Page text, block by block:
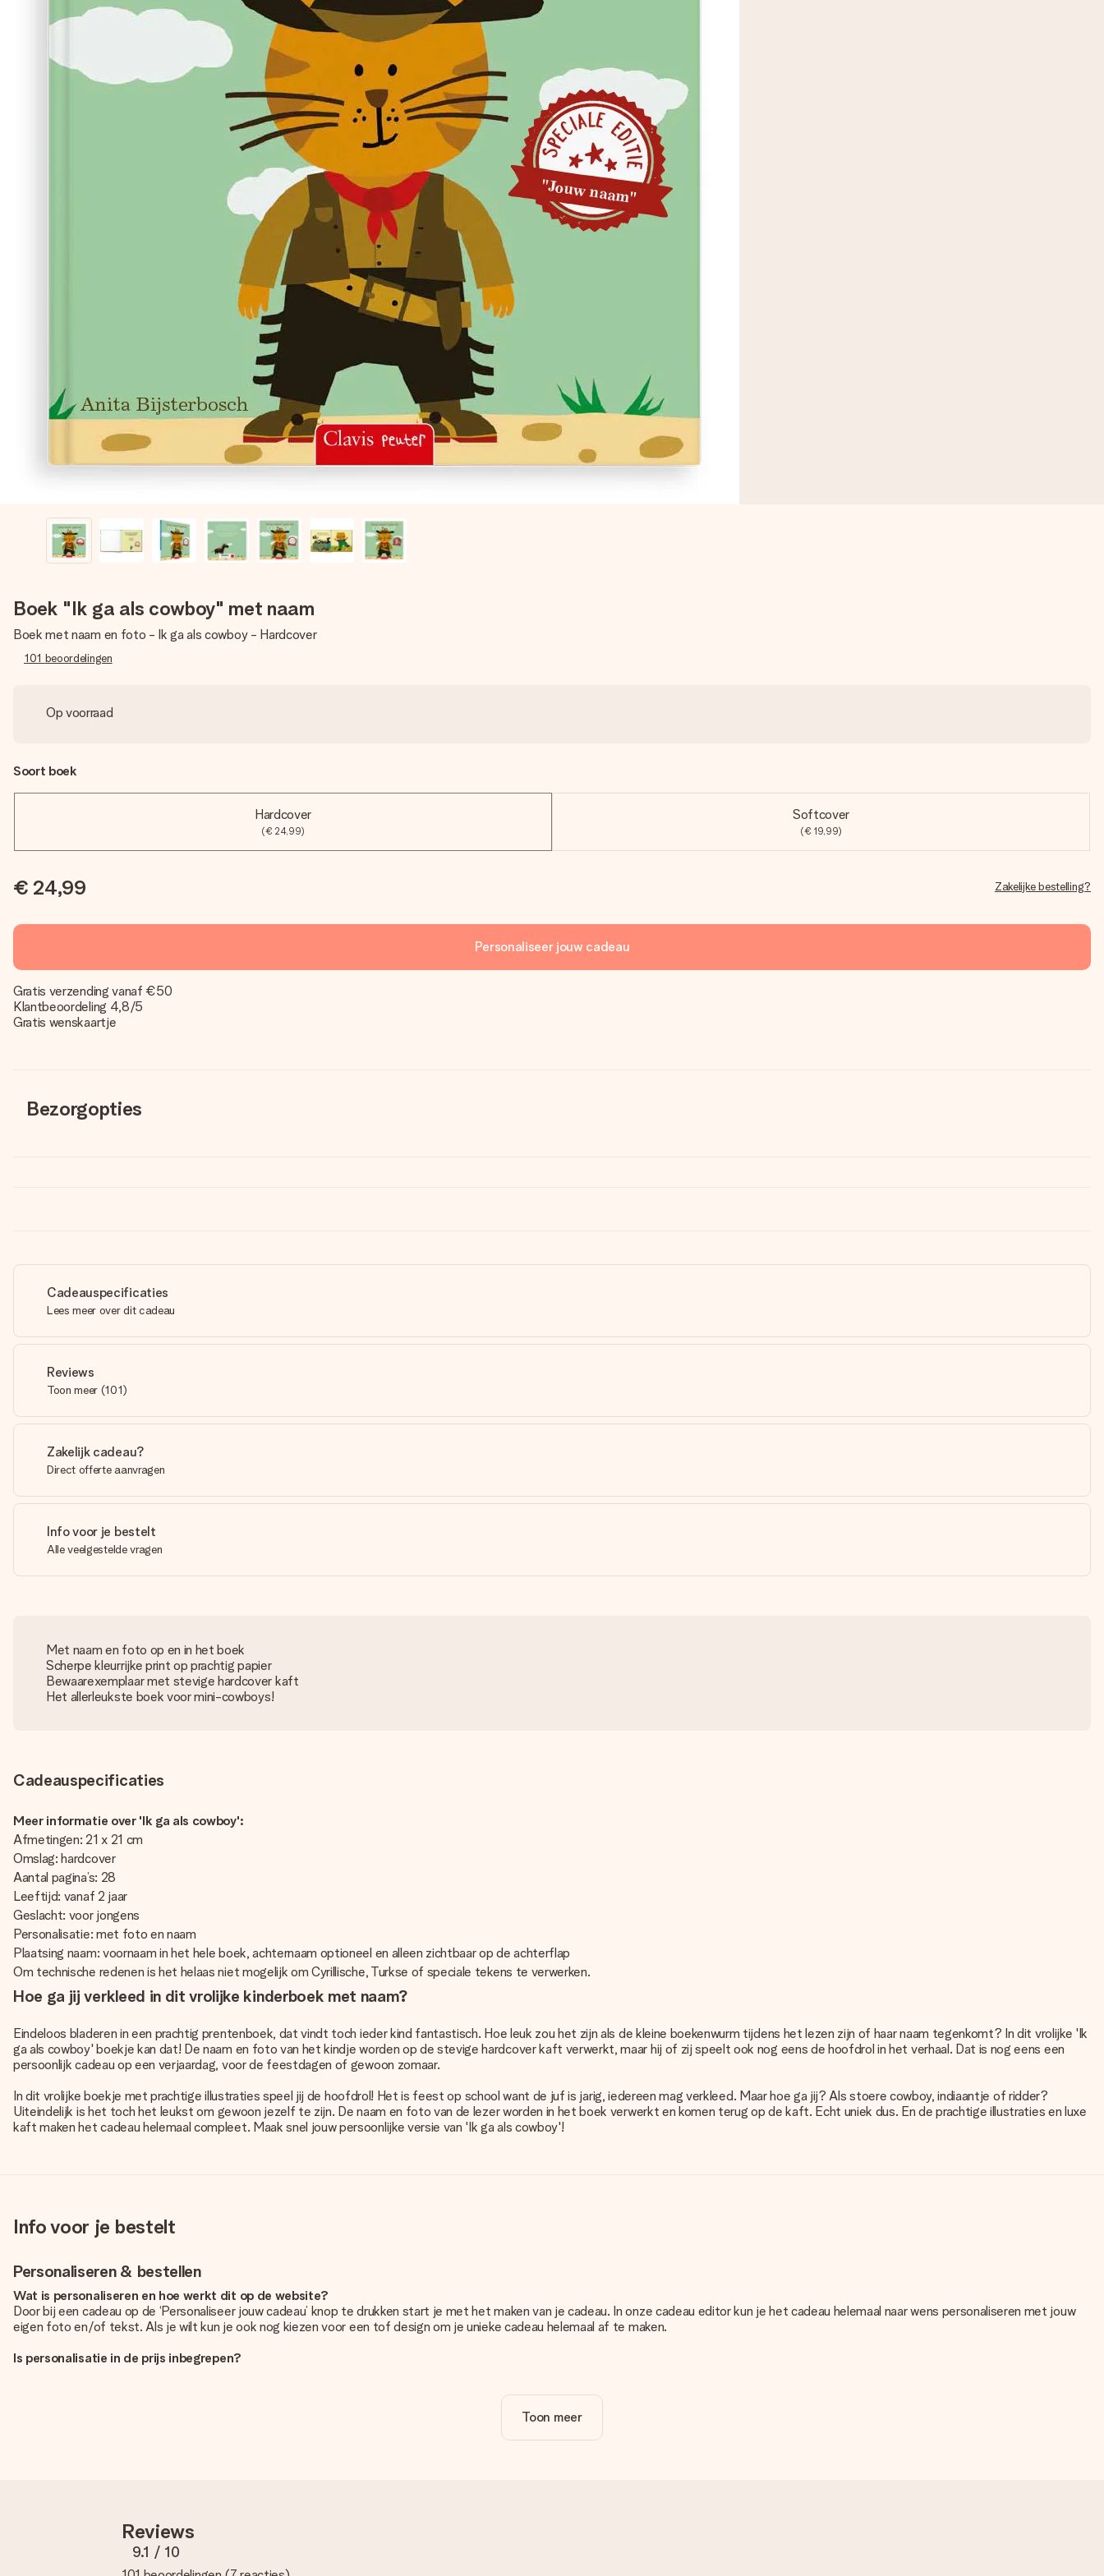
Boek "Ik ga als cowboy" met naam
Boek met naam en foto - Ik ga als cowboy - Hardcover
101 beoordelingen
Op voorraad
Soort boek
Hardcover
(€ 24,99)
Softcover
(€ 19,99)
€ 24,99 Zakelijke bestelling?
Personaliseer jouw cadeau
Gratis verzending vanaf €50
Klantbeoordeling 4,8/5
Gratis wenskaartje
Bezorgopties
Cadeauspecificaties
Lees meer over dit cadeau
Reviews
Toon meer (101)
Zakelijk cadeau?
Direct offerte aanvragen
Info voor je bestelt
Alle veelgestelde vragen
Met naam en foto op en in het boek
Scherpe kleurrijke print op prachtig papier
Bewaarexemplaar met stevige hardcover kaft
Het allerleukste boek voor mini-cowboys!
Cadeauspecificaties
Meer informatie over 'Ik ga als cowboy':
Afmetingen: 21 x 21 cm
Omslag: hardcover
Aantal pagina’s: 28
Leeftijd: vanaf 2 jaar
Geslacht: voor jongens
Personalisatie: met foto en naam
Plaatsing naam: voornaam in het hele boek, achternaam optioneel en alleen zichtbaar op de achterflap
Om technische redenen is het helaas niet mogelijk om Cyrillische, Turkse of speciale tekens te verwerken.
Hoe ga jij verkleed in dit vrolijke kinderboek met naam?
Eindeloos bladeren in een prachtig prentenboek, dat vindt toch ieder kind fantastisch. Hoe leuk zou het zijn als de kleine boekenwurm tijdens het lezen zijn of haar naam tegenkomt? In dit vrolijke 'Ik
ga als cowboy' boekje kan dat! De naam en foto van het kindje worden op de stevige hardcover kaft verwerkt, maar hij of zij speelt ook nog eens de hoofdrol in het verhaal. Dat is nog eens een
persoonlijk cadeau op een verjaardag, voor de feestdagen of gewoon zomaar.
In dit vrolijke boekje met prachtige illustraties speel jij de hoofdrol! Het is feest op school want de juf is jarig, iedereen mag verkleed. Maar hoe ga jij? Als stoere cowboy, indiaantje of ridder?
Uiteindelijk is het toch het leukst om gewoon jezelf te zijn. De naam en foto van de lezer worden in het boek verwerkt en komen terug op de kaft. Echt uniek dus. En de prachtige illustraties en luxe
kaft maken het cadeau helemaal compleet. Maak snel jouw persoonlijke versie van 'Ik ga als cowboy'!
Info voor je bestelt
Personaliseren & bestellen
Wat is personaliseren en hoe werkt dit op de website?
Door bij een cadeau op de ‘Personaliseer jouw cadeau’ knop te drukken start je met het maken van je cadeau. In onze cadeau editor kun je het cadeau helemaal naar wens personaliseren met jouw
eigen foto en/of tekst. Als je wilt kun je ook nog kiezen voor een tof design om je unieke cadeau helemaal af te maken.
Is personalisatie in de prijs inbegrepen?
We willen er zeker van zijn dat je helemaal blij bent met je cadeau. Daarom is het belangrijk om foto's van hoge kwaliteit te gebruiken. Als je niet zeker bent over de kwaliteit van je foto, neem dan
contact op met onze klantenservice en stuur je foto mee met het cadeau dat je wilt bestellen. Zij kunnen de kwaliteit dan voor je controleren!
Wat als de kleur of optie die ik wil niet beschikbaar is?
Ben je op zoek naar een specifiek cadeau of een cadeau in een bepaalde kleur, maar je ziet die niet op de website staan? Neem dan even contact op met onze klantenservice, zij helpen je graag!
Toon meer
Reviews
9.1 / 10